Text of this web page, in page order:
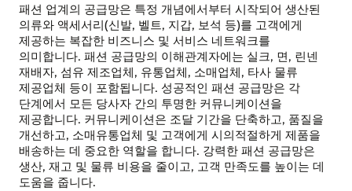
패션 업계의 공급망은 특정 개념에서부터 시작되어 생산된
의류와 액세서리(신발, 벨트, 지갑, 보석 등)를 고객에게
제공하는 복잡한 비즈니스 및 서비스 네트워크를
의미합니다. 패션 공급망의 이해관계자에는 실크, 면, 린넨
재배자, 섬유 제조업체, 유통업체, 소매업체, 타사 물류
제공업체 등이 포함됩니다. 성공적인 패션 공급망은 각
단계에서 모든 당사자 간의 투명한 커뮤니케이션을
제공합니다. 커뮤니케이션은 조달 기간을 단축하고, 품질을
개선하고, 소매유통업체 및 고객에게 시의적절하게 제품을
배송하는 데 중요한 역할을 합니다. 강력한 패션 공급망은
생산, 재고 및 물류 비용을 줄이고, 고객 만족도를 높이는 데
도움을 줍니다.